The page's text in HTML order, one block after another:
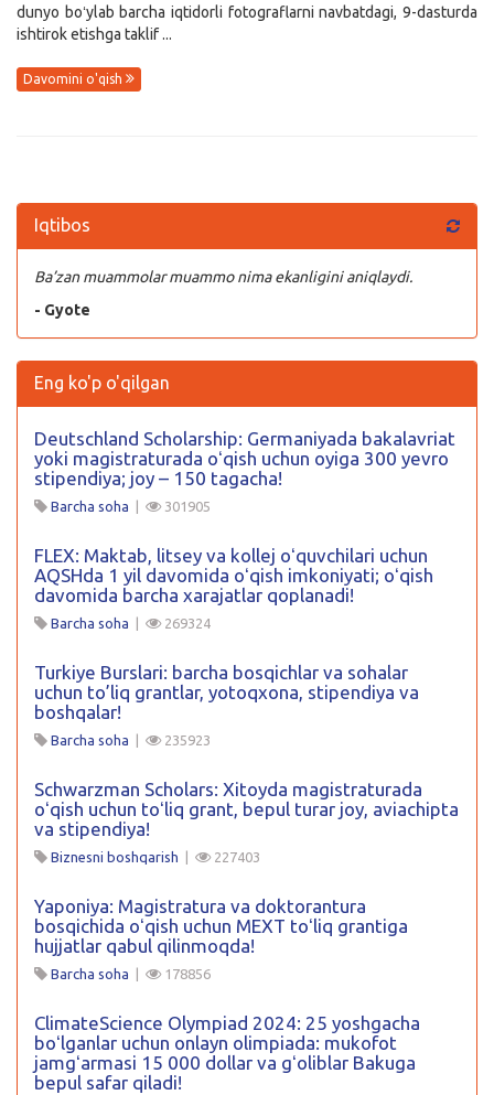
dunyo boʻylab barcha iqtidorli fotograflarni navbatdagi, 9-dasturda
ishtirok etishga taklif ...
Davomini o'qish
Iqtibos
Ba’zan muammolar muammo nima ekanligini aniqlaydi.
- Gyote
Eng ko'p o'qilgan
Deutschland Scholarship: Germaniyada bakalavriat
yoki magistraturada oʻqish uchun oyiga 300 yevro
stipendiya; joy – 150 tagacha!
Barcha soha 301905
FLEX: Maktab, litsey va kollej oʻquvchilari uchun
AQSHda 1 yil davomida oʻqish imkoniyati; oʻqish
davomida barcha xarajatlar qoplanadi!
Barcha soha 269324
Turkiye Burslari: barcha bosqichlar va sohalar
uchun to’liq grantlar, yotoqxona, stipendiya va
boshqalar!
Barcha soha 235923
Schwarzman Scholars: Xitoyda magistraturada
oʻqish uchun toʻliq grant, bepul turar joy, aviachipta
va stipendiya!
Biznesni boshqarish 227403
Yaponiya: Magistratura va doktorantura
bosqichida oʻqish uchun MEXT toʻliq grantiga
hujjatlar qabul qilinmoqda!
Barcha soha 178856
ClimateScience Olympiad 2024: 25 yoshgacha
boʻlganlar uchun onlayn olimpiada: mukofot
jamgʻarmasi 15 000 dollar va gʻoliblar Bakuga
bepul safar qiladi!